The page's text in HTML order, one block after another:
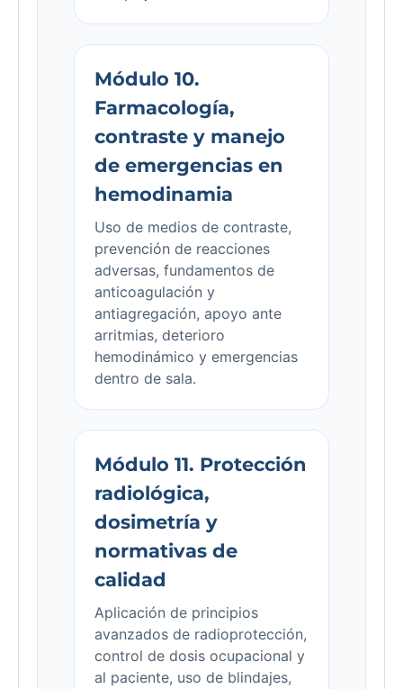
Módulo 10.
Farmacología,
contraste y manejo
de emergencias en
hemodinamia
Uso de medios de contraste,
prevención de reacciones
adversas, fundamentos de
anticoagulación y
antiagregación, apoyo ante
arritmias, deterioro
hemodinámico y emergencias
dentro de sala.
Módulo 11. Protección
radiológica,
dosimetría y
normativas de
calidad
Aplicación de principios
avanzados de radioprotección,
control de dosis ocupacional y
al paciente, uso de blindajes,